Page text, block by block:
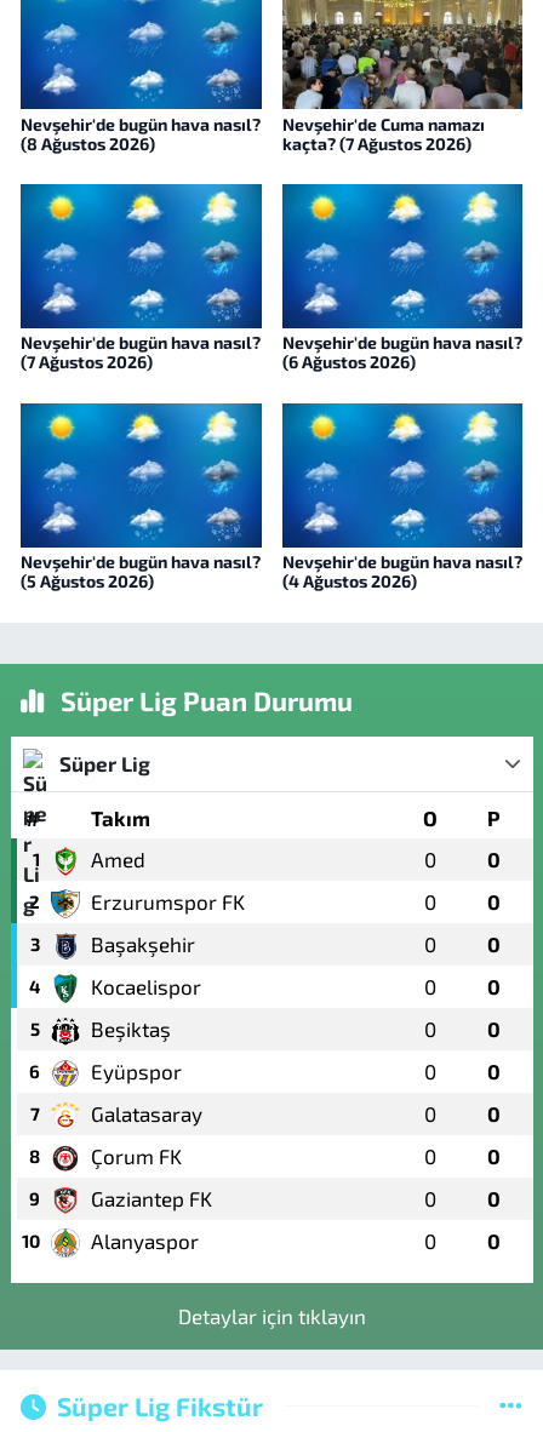
Nevşehir'de bugün hava nasıl?
(8 Ağustos 2026)
Nevşehir'de Cuma namazı
kaçta? (7 Ağustos 2026)
Nevşehir'de bugün hava nasıl?
(7 Ağustos 2026)
Nevşehir'de bugün hava nasıl?
(6 Ağustos 2026)
Nevşehir'de bugün hava nasıl?
(5 Ağustos 2026)
Nevşehir'de bugün hava nasıl?
(4 Ağustos 2026)
Süper Lig Puan Durumu
Süper Lig
# Takım O P
1 Amed 0 0
2 Erzurumspor FK 0 0
3 Başakşehir 0 0
4 Kocaelispor 0 0
5 Beşiktaş 0 0
6 Eyüpspor 0 0
7 Galatasaray 0 0
8 Çorum FK 0 0
9 Gaziantep FK 0 0
10 Alanyaspor 0 0
Detaylar için tıklayın
Süper Lig Fikstür